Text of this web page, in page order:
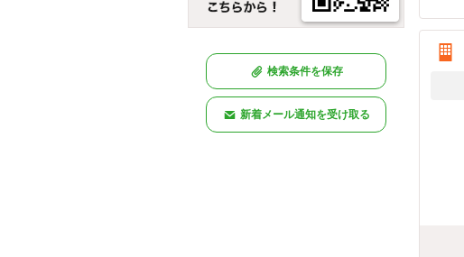
検索条件を保存
新着メール通知を受け取る